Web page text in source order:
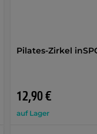
Pilates-Zirkel
12,90 €
auf Lager